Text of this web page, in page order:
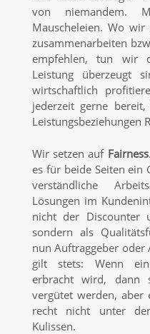
von niemandem.
Mauscheleien. Wo
zusammen­arbeiten
empfehlen, tun wir
Leistung überzeugt
wirtschaftlich
jederzeit gerne
Leistungsbeziehungen
Wir setzen auf Fairness
es für beide Seiten ein
verständliche
Lösungen im
nicht der Discounter
sondern als
nun Auftraggeber
gilt stets: Wenn
erbracht wird, dann
vergütet werden,
recht nicht unter
Kulissen.